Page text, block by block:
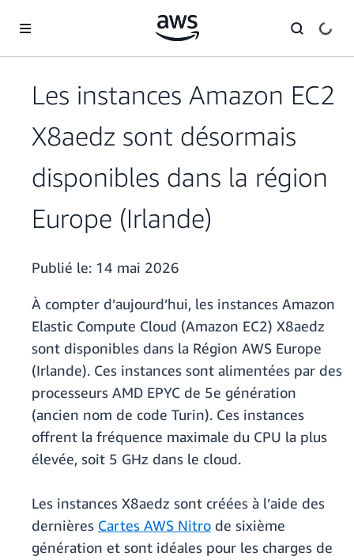
Les instances Amazon EC2
X8aedz sont désormais
disponibles dans la région
Europe (Irlande)
Publié le: 14 mai 2026
À compter d’aujourd’hui, les instances Amazon
Elastic Compute Cloud (Amazon EC2) X8aedz
sont disponibles dans la Région AWS Europe
(Irlande). Ces instances sont alimentées par des
processeurs AMD EPYC de 5e génération
(ancien nom de code Turin). Ces instances
offrent la fréquence maximale du CPU la plus
élevée, soit 5 GHz dans le cloud.
Les instances X8aedz sont créées à l’aide des
dernières Cartes AWS Nitro de sixième
génération et sont idéales pour les charges de